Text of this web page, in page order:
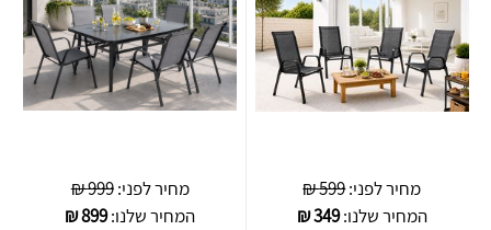
מחיר לפני:599 ₪
המחיר שלנו:349
₪
מחיר לפני:999 ₪
המחיר שלנו:899
₪